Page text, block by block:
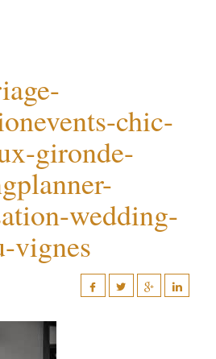
chic-
gironde-
wedding-
vignes